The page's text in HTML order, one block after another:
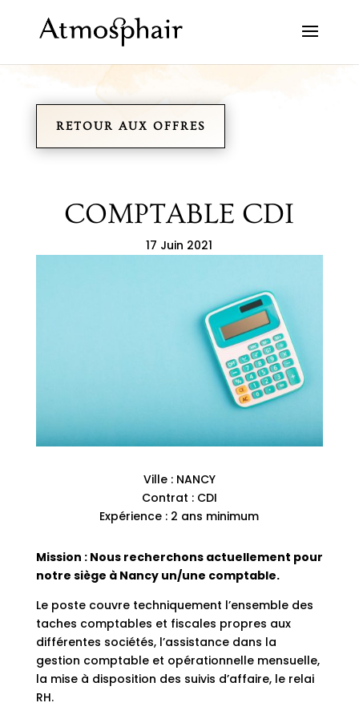
RETOUR AUX OFFRES
COMPTABLE CDI
17 Juin 2021
Ville : NANCY
Contrat : CDI
Expérience : 2 ans minimum
Mission : Nous recherchons actuellement pour
notre siège à Nancy un/une comptable.
Le poste couvre techniquement l’ensemble des
taches comptables et fiscales propres aux
différentes sociétés, l’assistance dans la
gestion comptable et opérationnelle mensuelle,
la mise à disposition des suivis d’affaire, le relai
RH.